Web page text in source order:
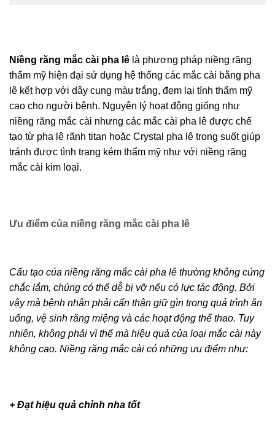
thẩm mỹ hiện đại sử dụng hệ thống các mắc cài bằng
pha lê kết hợp với dây cung màu trắng, đem lại tính thẩm
mỹ cao cho người bệnh. Nguyên lý hoạt động giống như
niềng răng mắc cài nhưng các mắc cài pha lê được chế
tạo từ pha lê rãnh titan hoặc Crystal pha lê trong suốt
giúp tránh được tình trạng kém thẩm mỹ như với niềng
răng mắc cài kim loại.
cứng chắc lắm, chúng có thể dễ bị vỡ nếu có lực tác
động. Bởi vậy mà bệnh nhân phải cẩn thận giữ gìn trong
quá trình ăn uống, vệ sinh răng miệng và các hoạt động
thể thao. Tuy nhiên, không phải vì thế mà hiệu quả của
loại mắc cài này không cao. Niềng răng mắc cài có
những ưu điểm như:
+ Đạt hiệu quả chỉnh nha tốt